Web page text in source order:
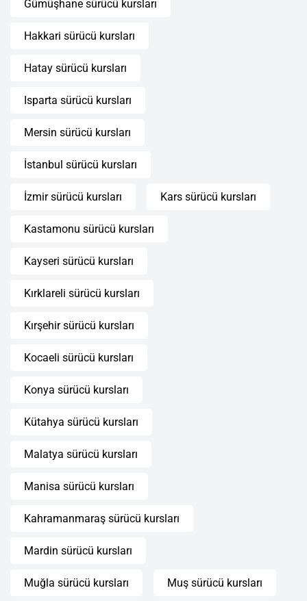
Gümüşhane sürücü kursları
Hakkari sürücü kursları
Hatay sürücü kursları
Isparta sürücü kursları
Mersin sürücü kursları
İstanbul sürücü kursları
İzmir sürücü kursları Kars sürücü kursları
Kastamonu sürücü kursları
Kayseri sürücü kursları
Kırklareli sürücü kursları
Kırşehir sürücü kursları
Kocaeli sürücü kursları
Konya sürücü kursları
Kütahya sürücü kursları
Malatya sürücü kursları
Manisa sürücü kursları
Kahramanmaraş sürücü kursları
Mardin sürücü kursları
Muğla sürücü kursları Muş sürücü kursları